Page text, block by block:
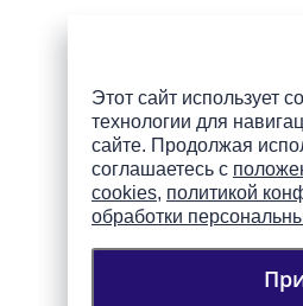
Этот сайт использует
технологии для
сайте. Продолжая
соглашаетесь с
cookies, политикой
обработки